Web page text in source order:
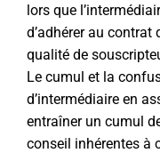
lors que
d’adhérer au contrat
qualité de
Le cumul et la
d’intermédiaire en
entraîner un cumul
conseil inhérentes à